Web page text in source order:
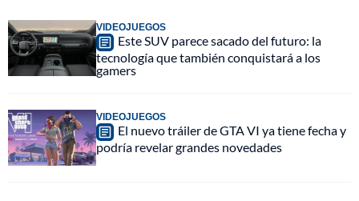
VIDEOJUEGOS
Este SUV parece sacado del futuro: la
tecnología que también conquistará a los
gamers
VIDEOJUEGOS
El nuevo tráiler de GTA VI ya tiene fecha y
podría revelar grandes novedades